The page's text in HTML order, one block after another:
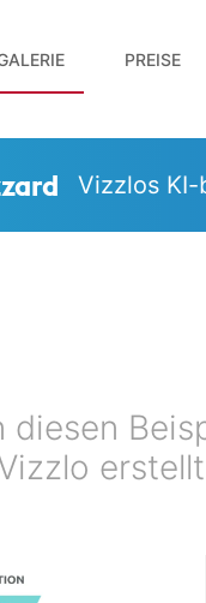
PREISE
Vizzlos KI-
diesen